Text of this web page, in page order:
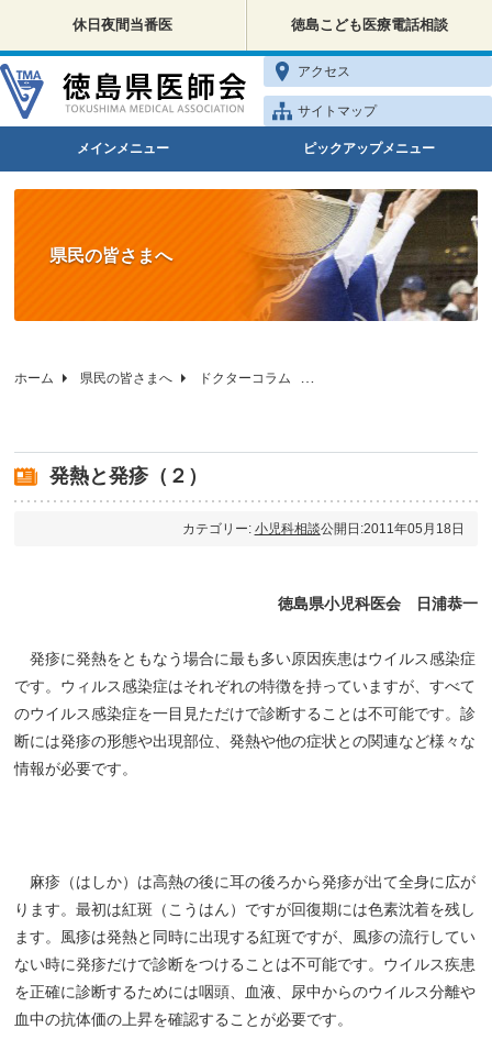
休日夜間当番医 徳島こども医療電話相談
アクセス
サイトマップ
メインメニュー ピックアップメニュー
県民の皆さまへ
ホーム 県民の皆さまへ ドクターコラム
発熱と発疹（２）
カテゴリー: 小児科相談公開日:2011年05月18日
徳島県小児科医会 日浦恭一
発疹に発熱をともなう場合に最も多い原因疾患はウイルス感染症
です。ウィルス感染症はそれぞれの特徴を持っていますが、すべて
のウイルス感染症を一目見ただけで診断することは不可能です。診
断には発疹の形態や出現部位、発熱や他の症状との関連など様々な
情報が必要です。
麻疹（はしか）は高熱の後に耳の後ろから発疹が出て全身に広が
ります。最初は紅斑（こうはん）ですが回復期には色素沈着を残し
ます。風疹は発熱と同時に出現する紅斑ですが、風疹の流行してい
ない時に発疹だけで診断をつけることは不可能です。ウイルス疾患
を正確に診断するためには咽頭、血液、尿中からのウイルス分離や
血中の抗体価の上昇を確認することが必要です。